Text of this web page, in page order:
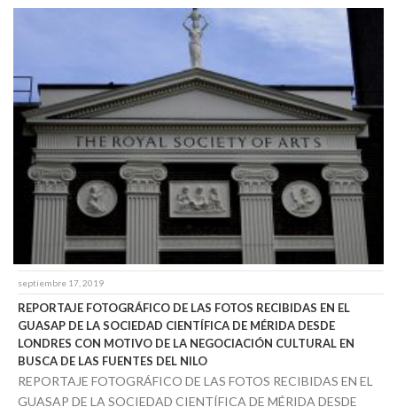
septiembre 17, 2019
REPORTAJE FOTOGRÁFICO DE LAS FOTOS RECIBIDAS EN EL
GUASAP DE LA SOCIEDAD CIENTÍFICA DE MÉRIDA DESDE
LONDRES CON MOTIVO DE LA NEGOCIACIÓN CULTURAL EN
BUSCA DE LAS FUENTES DEL NILO
REPORTAJE FOTOGRÁFICO DE LAS FOTOS RECIBIDAS EN EL
GUASAP DE LA SOCIEDAD CIENTÍFICA DE MÉRIDA DESDE